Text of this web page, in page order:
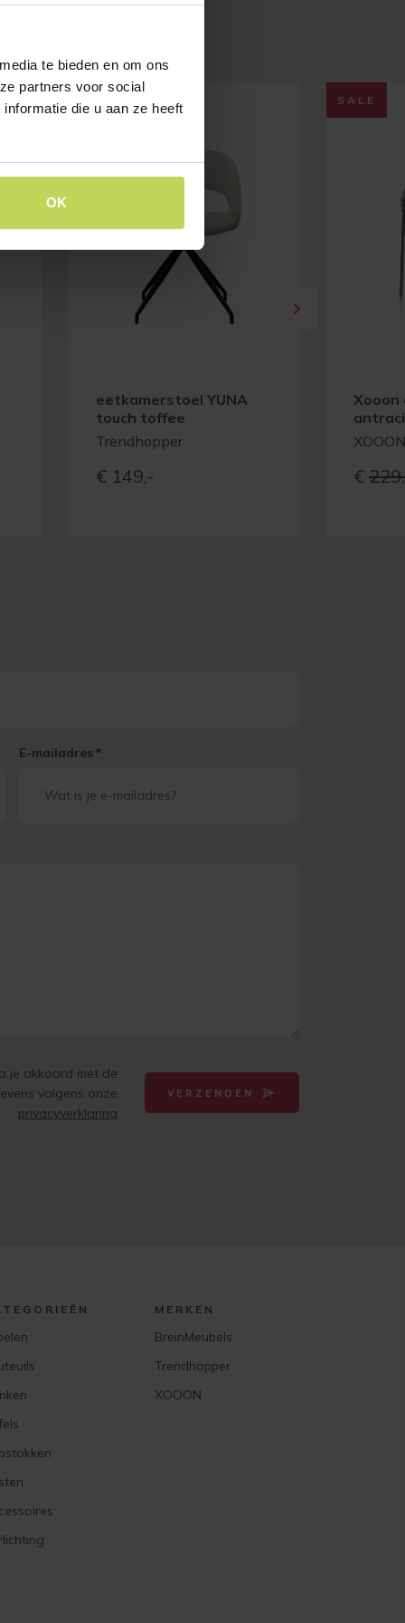
te bieden en om ons
partners voor social
die u aan ze heeft
OK
eetkamerstoel YUNA
touch toffee
Trendhopper
€ 149,-
SALE
Xooon
XOOON
€
E-mailadres *
je akkoord met de
volgens onze
privacyverklaring
VERZENDEN
MERKEN
BreinMeubels
Trendhopper
XOOON